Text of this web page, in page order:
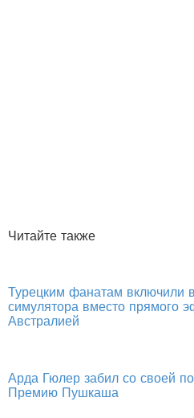
Читайте также
Турецким фанатам включили
симулятора вместо прямого
Австралией
Арда Гюлер забил со своей
Премию Пушкаша